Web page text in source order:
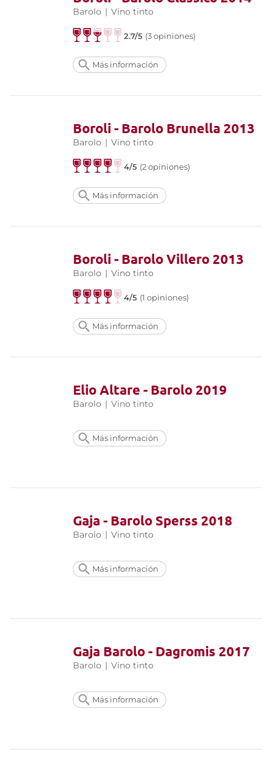
Barolo | Vino tinto
2.7/5 (3 opiniones)
Más información
Boroli - Barolo Brunella 2013
Barolo | Vino tinto
4/5 (2 opiniones)
Más información
Boroli - Barolo Villero 2013
Barolo | Vino tinto
4/5 (1 opiniones)
Más información
Elio Altare - Barolo 2019
Barolo | Vino tinto
Más información
Gaja - Barolo Sperss 2018
Barolo | Vino tinto
Más información
Gaja Barolo - Dagromis 2017
Barolo | Vino tinto
Más información